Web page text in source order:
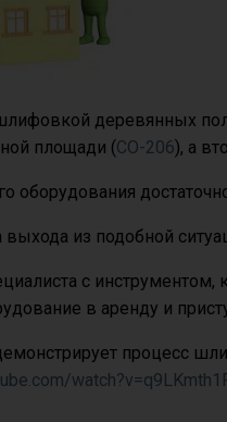
деревянных
площади (СО-206), а
оборудования
из подобной
с
в аренду и
процесс